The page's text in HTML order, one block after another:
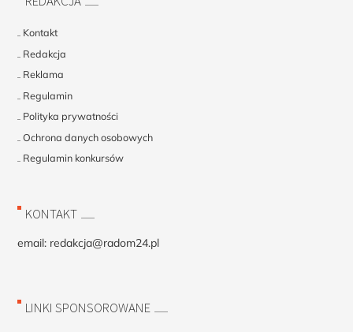
Kontakt
Redakcja
Reklama
Regulamin
Polityka prywatności
Ochrona danych osobowych
Regulamin konkursów
KONTAKT
email: redakcja@radom24.pl
LINKI SPONSOROWANE